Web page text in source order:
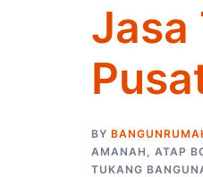
Jasa
BY
AMANAH , ATAP
TUKANG